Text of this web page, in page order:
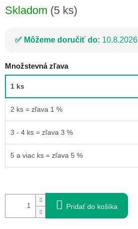
Skladom (5 ks)
Môžeme doručiť do: 10.8.2026
Množstevná zľava
1 ks
2 ks = zľava 1 %
3 - 4 ks = zľava 3 %
5 a viac ks = zľava 5 %
Pridať do košíka